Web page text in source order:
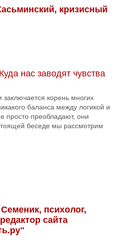
кризисный
нас заводят чувства
корень многих
баланса между логикой и
просто преобладают, они
беседе мы рассмотрим
психолог,
сайта